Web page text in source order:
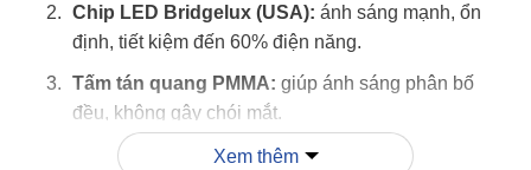
Chip LED Bridgelux (USA): ánh sáng mạnh, ổn
định, tiết kiệm đến 60% điện năng.
Tấm tán quang PMMA: giúp ánh sáng phân bố
đều, không gây chói mắt.
Bộ nguồn cao cấp:đảm bảo dòng điện ổn định,
Xem thêm